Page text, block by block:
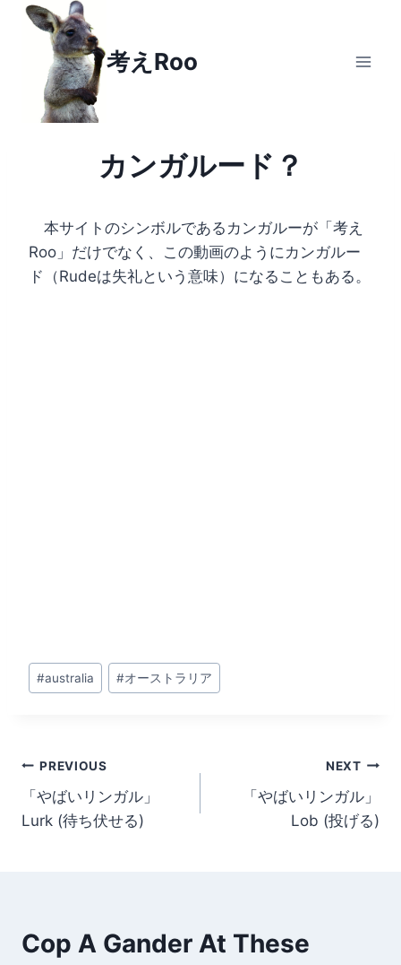
Skip
content
考えRoo
カンガルード？
本サイトのシンボルであるカンガルーが「考え
Roo」だけでなく、この動画のようにカンガルー
ド（Rudeは失礼という意味）になることもある。
Post
Tags:
#australia #オーストラリア
Post
navigation
PREVIOUS
「やばいリンガル」
Lurk (待ち伏せる)
NEXT
「やばいリンガル」
Lob (投げる)
Cop A Gander At These